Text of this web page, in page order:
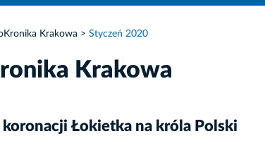
Krakowa Styczeń 2020
Krakowa
Łokietka na króla Polski